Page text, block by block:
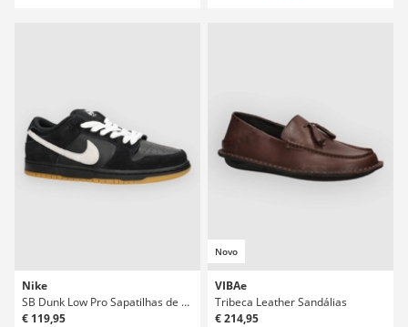
Nike
SB Dunk Low Pro Sapatilhas de Skate
€ 119,95
Novo
VIBAe
Tribeca Leather Sandálias
€ 214,95